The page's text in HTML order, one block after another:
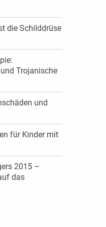
die Schilddrüse
Trojanische
und
für Kinder mit
2015 –
das